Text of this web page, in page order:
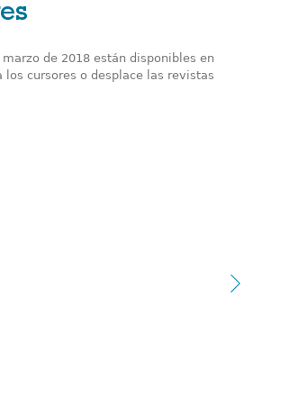
de 2018 están disponibles en
los cursores o desplace las revistas